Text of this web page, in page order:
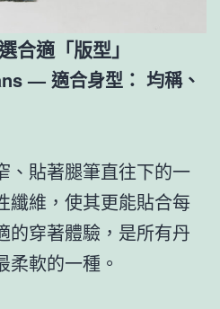
合適「版型」
— 適合身型： 均稱、
、貼著腿筆直往下的一
纖維，使其更能貼合每
的穿著體驗，是所有丹
柔軟的一種。